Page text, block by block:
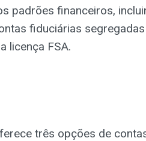
padrões financeiros,
fiduciárias
licença FSA.
três opções de